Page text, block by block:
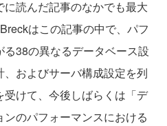
読んだ記事のなかでも最大
はこの記事の中で、パフ
38の異なるデータベース設
およびサーバ構成設定を列
けて、今後しばらくは「デ
のパフォーマンスにおける